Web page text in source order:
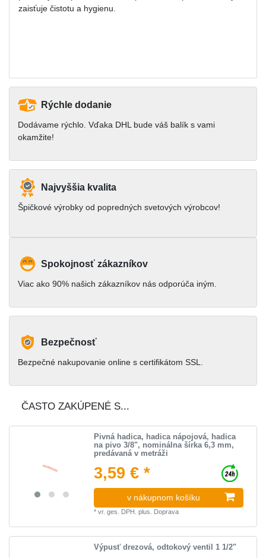
zaisťuje čistotu a hygienu.
Rýchle dodanie
Dodávame rýchlo. Vďaka DHL bude váš balík s vami
okamžite!
Najvyššia kvalita
Špičkové výrobky od popredných svetových výrobcov!
Spokojnosť zákazníkov
Viac ako 90% našich zákazníkov nás odporúča iným.
Bezpečnosť
Bezpečné nakupovanie online s certifikátom SSL.
ČASTO ZAKÚPENÉ S...
Pivná hadica, hadica nápojová, hadica
na pivo 3/8", nominálna šírka 6,3 mm,
predávaná v metráži
3,59 € *
v nákupnom košíku
*vr. ges. DPH. plus. Doprava
Výpusť drezová, odtokový ventil 1 1/2"